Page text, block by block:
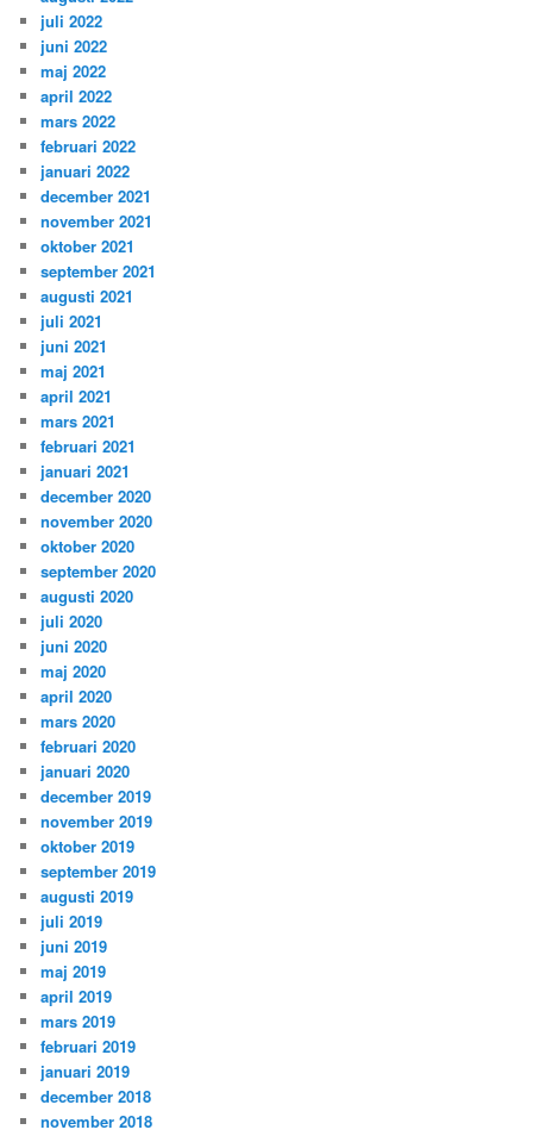
juli 2022
juni 2022
maj 2022
april 2022
mars 2022
februari 2022
januari 2022
december 2021
november 2021
oktober 2021
september 2021
augusti 2021
juli 2021
juni 2021
maj 2021
april 2021
mars 2021
februari 2021
januari 2021
december 2020
november 2020
oktober 2020
september 2020
augusti 2020
juli 2020
juni 2020
maj 2020
april 2020
mars 2020
februari 2020
januari 2020
december 2019
november 2019
oktober 2019
september 2019
augusti 2019
juli 2019
juni 2019
maj 2019
april 2019
mars 2019
februari 2019
januari 2019
december 2018
november 2018